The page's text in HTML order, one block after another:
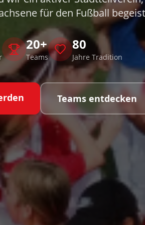
für den Fußball
20+
Teams
80
Jahre Tradition
Teams entdecken